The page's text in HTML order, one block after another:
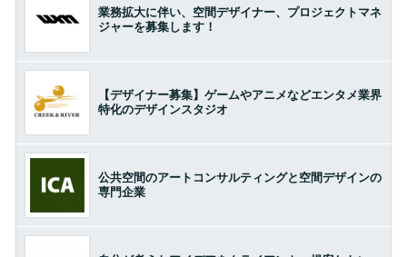
業務拡大に伴い、空間デザイナー、プロジェクトマネ
ジャーを募集します！
【デザイナー募集】ゲームやアニメなどエンタメ業界
特化のデザインスタジオ
公共空間のアートコンサルティングと空間デザインの
専門企業